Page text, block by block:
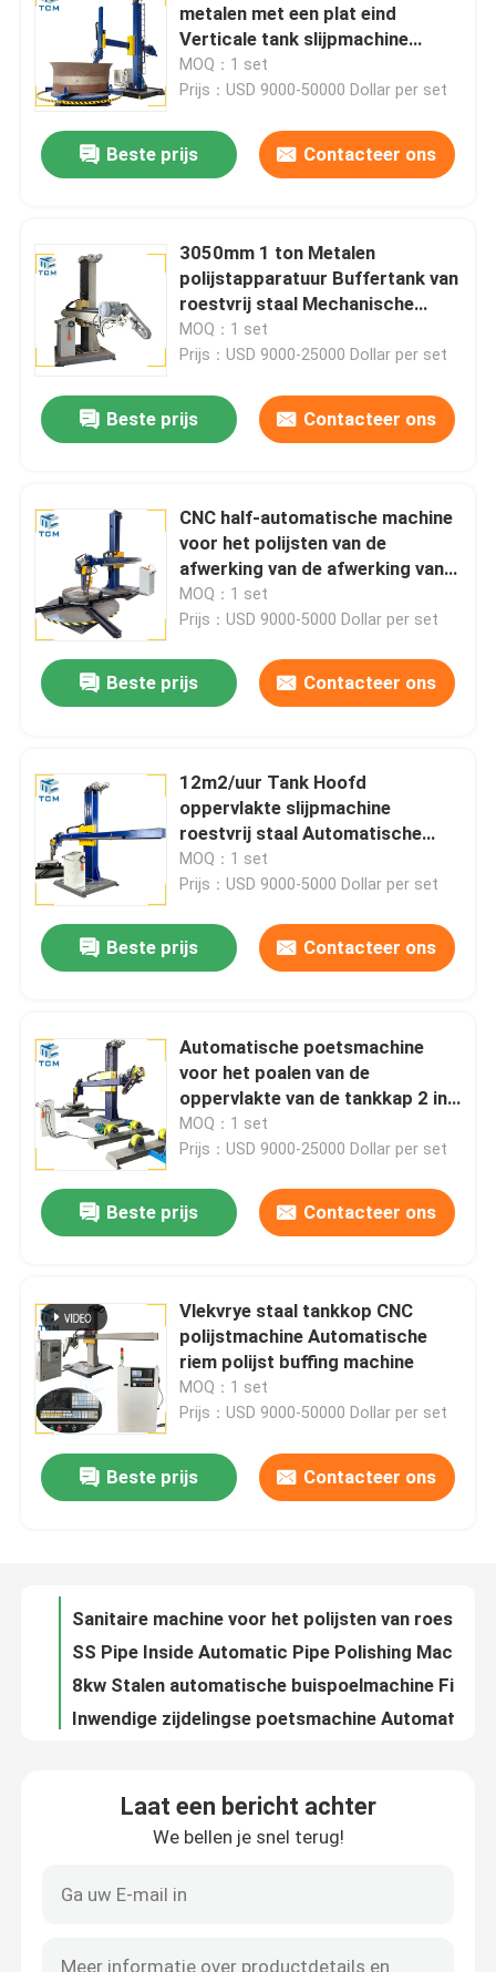
Huis
Producten
Over ons
Kwaliteitscontrole
Neem contact met ons op
Vraag een offerte
Tankpoetsmachine
metalen met een plat eind
Verticale tank slijpmachine
Automatische buffmachine
MOQ：1 set
Prijs：USD 9000-50000 Dollar per set
Beste prijs Contacteer ons
3050mm 1 ton Metalen
polijstapparatuur Buffertank van
roestvrij staal Mechanische
polijster
MOQ：1 set
Prijs：USD 9000-25000 Dollar per set
Beste prijs Contacteer ons
CNC half-automatische machine
voor het polijsten van de
afwerking van de afwerking van
de afwerking
MOQ：1 set
Prijs：USD 9000-5000 Dollar per set
Beste prijs Contacteer ons
12m2/uur Tank Hoofd
oppervlakte slijpmachine
roestvrij staal Automatische
Polisher
MOQ：1 set
Prijs：USD 9000-5000 Dollar per set
Beste prijs Contacteer ons
Automatische poetsmachine
voor het poalen van de
oppervlakte van de tankkap 2 in
18 - 12 M2/uur
MOQ：1 set
Prijs：USD 9000-25000 Dollar per set
Beste prijs Contacteer ons
Vlekvrye staal tankkop CNC
polijstmachine Automatische
riem polijst buffing machine
MOQ：1 set
Prijs：USD 9000-50000 Dollar per set
Beste prijs Contacteer ons
PLC Volautomatische Interne Pijppolijstmachine met 6m Max. Lengte en 0,25μm Oppervlakteruwheid
Vruchtstaalstaafdraadpoetsmachine Automatische 25 mm staaf slijpmachine
35kw Rod Surface Wire Polishing Machine Geautomatiseerde slijpmachine
Laat een bericht achter
We bellen je snel terug!